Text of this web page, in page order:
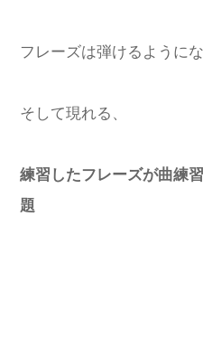
フレーズは弾けるように
そして現れる、
練習したフレーズが曲練
題